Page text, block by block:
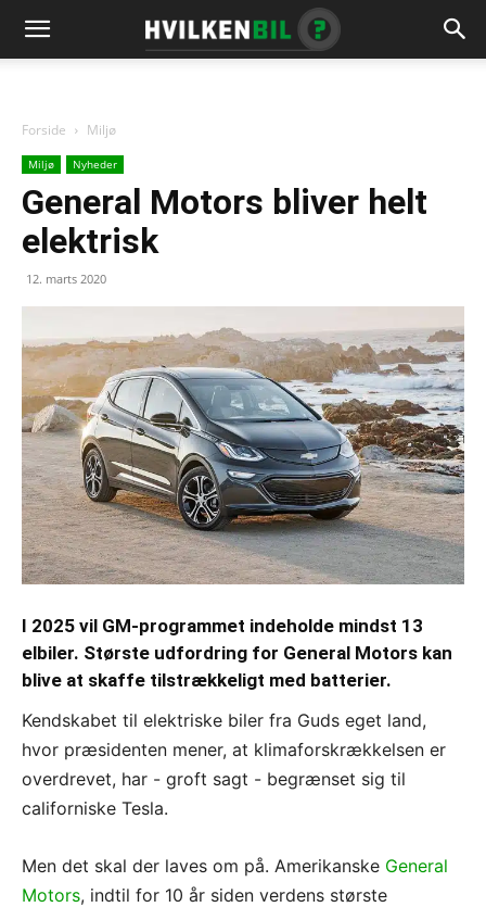
Forside Miljø
Miljø Nyheder
General Motors bliver helt
elektrisk
12. marts 2020
I 2025 vil GM-programmet indeholde mindst 13
elbiler. Største udfordring for General Motors kan
blive at skaffe tilstrækkeligt med batterier.
Kendskabet til elektriske biler fra Guds eget land,
hvor præsidenten mener, at klimaforskrækkelsen er
overdrevet, har - groft sagt - begrænset sig til
californiske Tesla.
Men det skal der laves om på. Amerikanske General
Motors, indtil for 10 år siden verdens største